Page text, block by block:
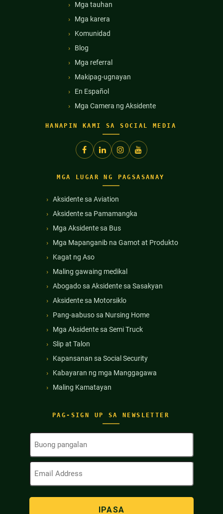
Mga tauhan
Mga karera
Komunidad
Blog
Mga referral
Makipag-ugnayan
En Español
Mga Camera ng Aksidente
HANAPIN KAMI SA SOCIAL MEDIA
PAG-SIGN UP SA NEWSLETTER
(Kinakailangan)
(Kinakailangan)
MGA LUGAR NG PAGSASANAY
Aksidente sa Aviation
Aksidente sa Pamamangka
Mga Aksidente sa Bus
Mga Mapanganib na Gamot at Produkto
Kagat ng Aso
Maling gawaing medikal
Abogado sa Aksidente sa Sasakyan
Aksidente sa Motorsiklo
Pang-aabuso sa Nursing Home
Mga Aksidente sa Semi Truck
Slip at Talon
Kapansanan sa Social Security
Kabayaran ng mga Manggagawa
Maling Kamatayan